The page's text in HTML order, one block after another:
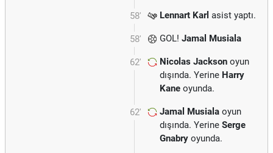
58' Lennart Karl asist yaptı.
58' GOL! Jamal Musiala
62' Nicolas Jackson oyun
dışında. Yerine Harry
Kane oyunda.
62' Jamal Musiala oyun
dışında. Yerine Serge
Gnabry oyunda.